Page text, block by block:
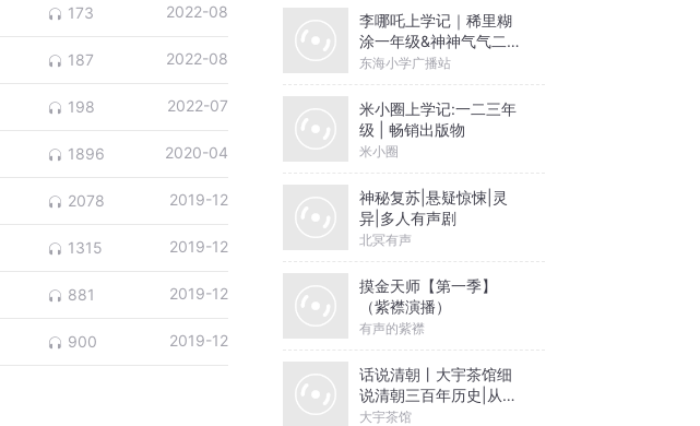
173 2022-08
187 2022-08
198 2022-07
1896 2020-04
2078 2019-12
1315 2019-12
881 2019-12
900 2019-12
李哪吒上学记｜稀里糊
涂一年级&神神气气二年
级
东海小学广播站
米小圈上学记:一二三年
级 | 畅销出版物
米小圈
神秘复苏|悬疑惊悚|灵
异|多人有声剧
北冥有声
摸金天师【第一季】
（紫襟演播）
有声的紫襟
话说清朝丨大宇茶馆细
说清朝三百年历史|从努
尔哈赤到末代皇帝溥仪|
大宇茶馆